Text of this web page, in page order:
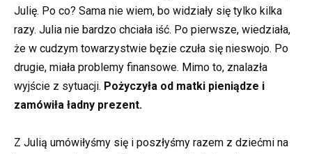
Julię. Po co? Sama nie wiem, bo widziały się tylko kilka
razy. Julia nie bardzo chciała iść. Po pierwsze, wiedziała,
że w cudzym towarzystwie bęzie czuła się nieswojo. Po
drugie, miała problemy finansowe. Mimo to, znalazła
wyjście z sytuacji. Pożyczyła od matki pieniądze i
zamówiła ładny prezent.
Z Julią umówiłyśmy się i poszłyśmy razem z dziećmi na